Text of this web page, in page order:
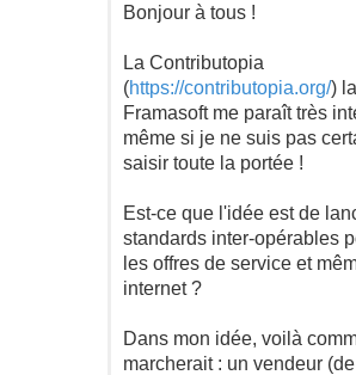
Bonjour à tous !
La Contributopia
(https://contributopia.org/)
Framasoft me paraît très
même si je ne suis pas
saisir toute la portée !
Est-ce que l'idée est de
standards inter-opérables
les offres de service et
internet ?
Dans mon idée, voilà
marcherait : un vendeur